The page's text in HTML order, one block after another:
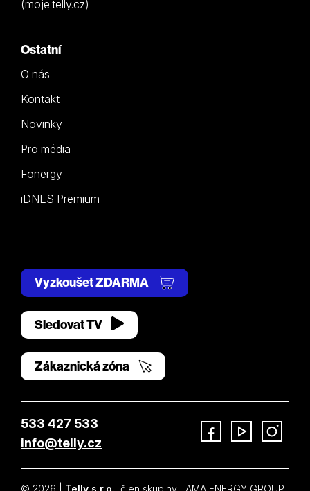
(moje.telly.cz)
Ostatní
O nás
Kontakt
Novinky
Pro média
Fonergy
iDNES Premium
Vyzkoušet ZDARMA
Sledovat TV
Zákaznická zóna
533 427 533
info@telly.cz